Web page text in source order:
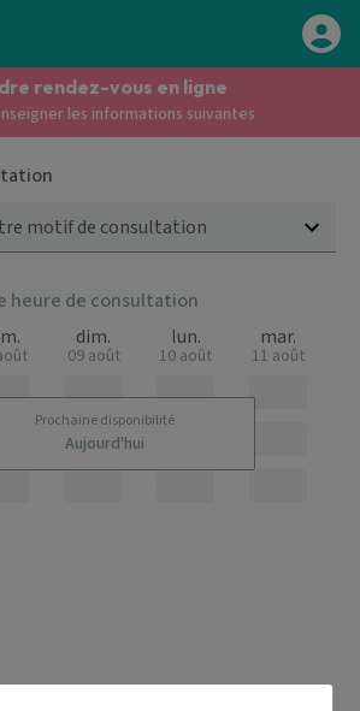
rendez-vous en ligne
les informations suivantes
motif de consultation
heure de consultation
Prochaine disponibilité
Aujourd'hui
dim.
09 août
lun.
10 août
mar.
11 août